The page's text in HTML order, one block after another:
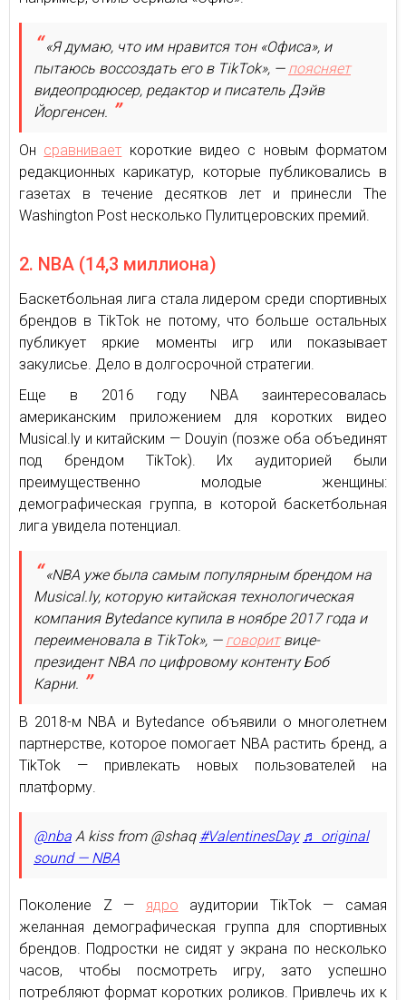
«Я думаю, что им нравится тон «Офиса», и
пытаюсь воссоздать его в TikTok», — поясняет
видеопродюсер, редактор и писатель Дэйв
Йоргенсен.
Он сравнивает короткие видео с новым форматом
редакционных карикатур, которые публиковались в
газетах в течение десятков лет и принесли The
Washington Post несколько Пулитцеровских премий.
2. NBA (14,3 миллиона)
Баскетбольная лига стала лидером среди спортивных
брендов в TikTok не потому, что больше остальных
публикует яркие моменты игр или показывает
закулисье. Дело в долгосрочной стратегии.
Еще в 2016 году NBA заинтересовалась
американским приложением для коротких видео
Musical.ly и китайским — Douyin (позже оба объединят
под брендом TikTok). Их аудиторией были
преимущественно молодые женщины:
демографическая группа, в которой баскетбольная
лига увидела потенциал.
«NBA уже была самым популярным брендом на
Musical.ly, которую китайская технологическая
компания Bytedance купила в ноябре 2017 года и
переименовала в TikTok», — говоритвице-
президент NBA по цифровому контенту Боб
Карни.
В 2018-м NBA и Bytedance объявили о многолетнем
партнерстве, которое помогает NBA растить бренд, а
TikTok — привлекать новых пользователей на
платформу.
@nba A kiss from @shaq #ValentinesDay ♬ original
sound — NBA
Поколение Z — ядро аудитории TikTok — самая
желанная демографическая группа для спортивных
брендов. Подростки не сидят у экрана по несколько
часов, чтобы посмотреть игру, зато успешно
потребляют формат коротких роликов. Привлечь их к